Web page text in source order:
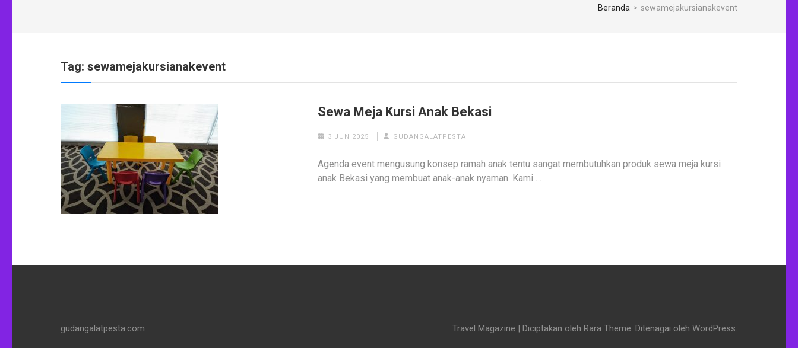
Beranda > sewamejakursianakevent
Tag: sewamejakursianakevent
Sewa Meja Kursi Anak Bekasi
3 JUN 2025 GUDANGALATPESTA
Agenda event mengusung konsep ramah anak tentu sangat membutuhkan produk sewa meja kursi
anak Bekasi yang membuat anak-anak nyaman. Kami …
gudangalatpesta.com Travel Magazine | Diciptakan oleh Rara Theme . Ditenagai oleh WordPress